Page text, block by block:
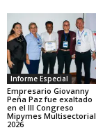
Informe Especial
Empresario Giovanny
Peña Paz fue exaltado
en el III Congreso
Mipymes Multisectorial
2026